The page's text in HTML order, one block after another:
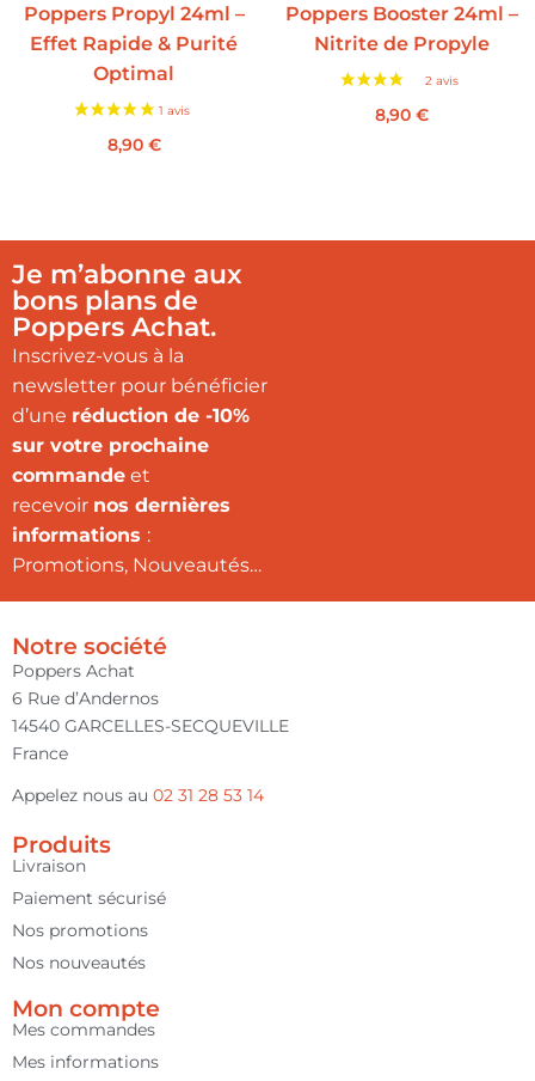
Poppers Propyl 24ml –
Effet Rapide & Purité
Optimal
8,90 €
Poppers Booster 24ml –
Nitrite de Propyle
8,90 €
Je m’abonne aux
bons plans de
Poppers Achat.
Inscrivez-vous à la
newsletter pour bénéficier
d’une réduction de -10%
sur votre prochaine
commande et
recevoir nos dernières
informations :
Promotions, Nouveautés…
Notre société
Poppers Achat
6 Rue d’Andernos
14540 GARCELLES-SECQUEVILLE
France
Appelez nous au 02 31 28 53 14
Produits
Livraison
Paiement sécurisé
Nos promotions
Nos nouveautés
Mon compte
Mes commandes
Mes informations